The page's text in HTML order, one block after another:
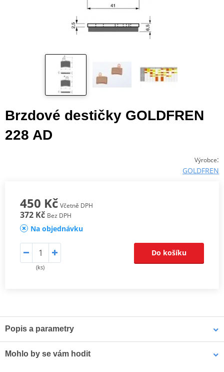
Brzdové destičky GOLDFREN
228 AD
Výrobce:
GOLDFREN
450 Kč Včetně DPH
372 Kč Bez DPH
Na objednávku
(ks)
Do košíku
Popis a parametry
cruiserech a silničních motorkách.
Mohlo by se vám hodit